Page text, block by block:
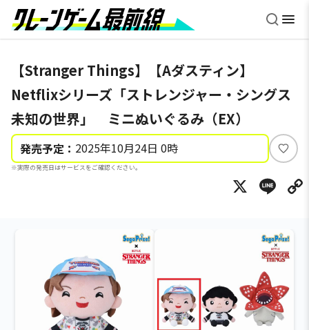
【Stranger Things】【Aダスティン】
Netflixシリーズ「ストレンジャー・シングス
未知の世界」 ミニぬいぐるみ（EX）
発売予定： 2025年10月24日 0時
※実際の発売日はサービスをご確認ください。
い
ね
X